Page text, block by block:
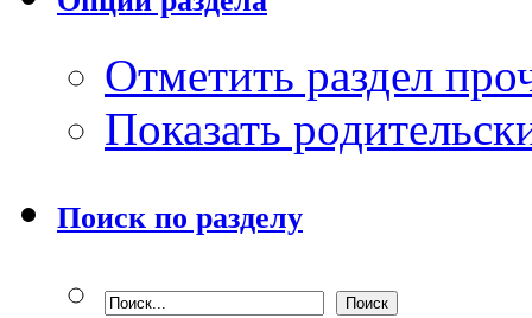
Отметить раздел
Показать
Поиск по разделу